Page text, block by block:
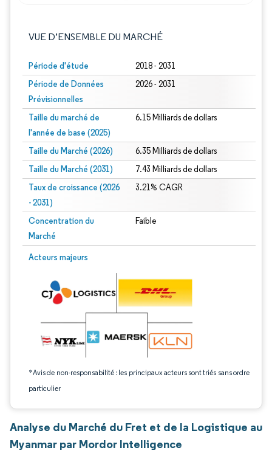
VUE D’ENSEMBLE DU MARCHÉ
Période d'étude 2018 - 2031
Période de Données
Prévisionnelles
2026 - 2031
Taille du marché de
l'année de base (2025)
6.15 Milliards de dollars
Taille du Marché (2026) 6.35 Milliards de dollars
Taille du Marché (2031) 7.43 Milliards de dollars
Taux de croissance (2026
- 2031)
3.21% CAGR
Concentration du
Marché
Faible
Acteurs majeurs
*Avis de non-responsabilité : les principaux acteurs sont triés sans ordre
particulier
Image © Mordor Intelligence. La réutilisation nécessite une attribution sous CC
Analyse du Marché du Fret et de la Logistique au
Myanmar par Mordor Intelligence